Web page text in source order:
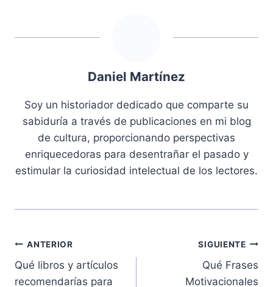
Daniel Martínez
Soy un historiador dedicado que comparte su
sabiduría a través de publicaciones en mi blog
de cultura, proporcionando perspectivas
enriquecedoras para desentrañar el pasado y
estimular la curiosidad intelectual de los lectores.
Navegación
de
ANTERIOR
Qué libros y artículos
recomendarías para
SIGUIENTE
Qué Frases
Motivacionales